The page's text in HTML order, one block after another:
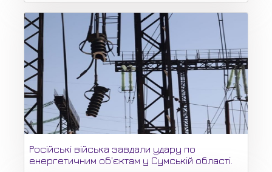
Російські війська завдали удару по
енергетичним об'єктам у Сумській області.